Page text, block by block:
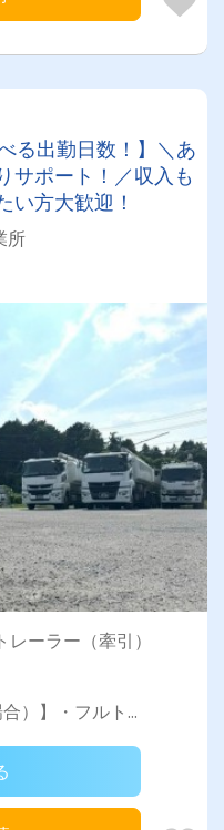
る出勤日数！】＼あ
サポート！／収入も
い方大歓迎！
所
ーラー（牽引）
）】・フルト...